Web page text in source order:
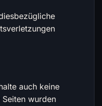
auch keine
wurden